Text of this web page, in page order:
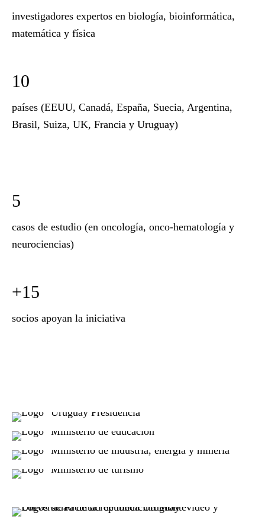
investigadores expertos en biología, bioinformática,
matemática y física
10
países (EEUU, Canadá, España, Suecia, Argentina,
Brasil, Suiza, UK, Francia y Uruguay)
5
casos de estudio (en oncología, onco-hematología y
neurociencias)
+15
socios apoyan la iniciativa